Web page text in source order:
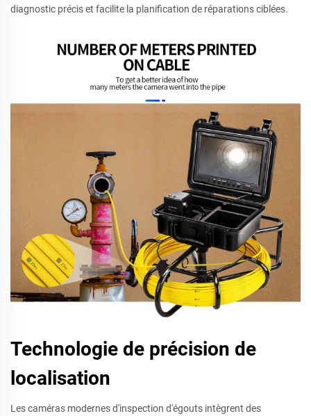
diagnostic précis et facilite la planification de réparations ciblées.
Technologie de précision de
localisation
Les caméras modernes d'inspection d'égouts intègrent des